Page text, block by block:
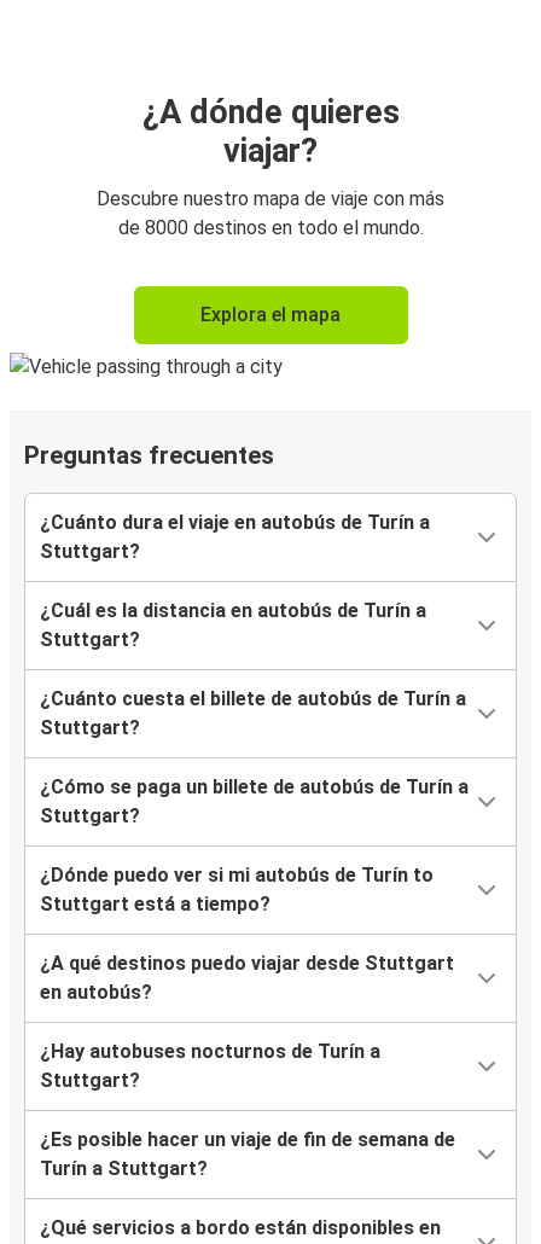
¿A dónde quieres
viajar?
Descubre nuestro mapa de viaje con más
de 8000 destinos en todo el mundo.
Explora el mapa
Preguntas frecuentes
¿Cuánto dura el viaje en autobús de Turín a
Stuttgart?
¿Cuál es la distancia en autobús de Turín a
Stuttgart?
¿Cuánto cuesta el billete de autobús de Turín a
Stuttgart?
¿Cómo se paga un billete de autobús de Turín a
Stuttgart?
¿Dónde puedo ver si mi autobús de Turín to
Stuttgart está a tiempo?
¿A qué destinos puedo viajar desde Stuttgart
en autobús?
¿Hay autobuses nocturnos de Turín a
Stuttgart?
¿Es posible hacer un viaje de fin de semana de
Turín a Stuttgart?
¿Qué servicios a bordo están disponibles en